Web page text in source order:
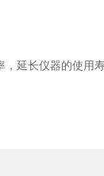
延长仪器的使用